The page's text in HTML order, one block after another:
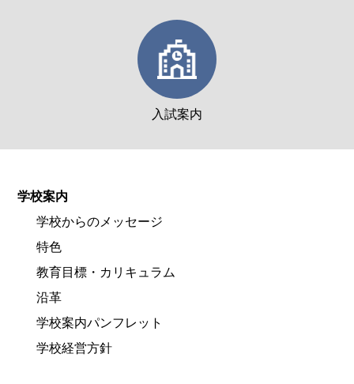
入試案内
学校案内
学校からのメッセージ
特色
教育目標・カリキュラム
沿革
学校案内パンフレット
学校経営方針